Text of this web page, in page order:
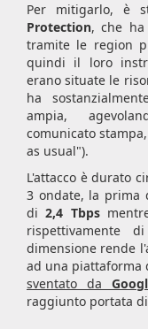
Per mitigarlo, è
Protection, che ha
tramite le region
quindi il loro
erano situate le
ha
ampia,
comunicato
as usual").
L'attacco è durato
3 ondate, la prima
di2,4 Tbps
rispettivamente
dimensione rende
ad una piattaforma
sventato da
raggiunto portata di